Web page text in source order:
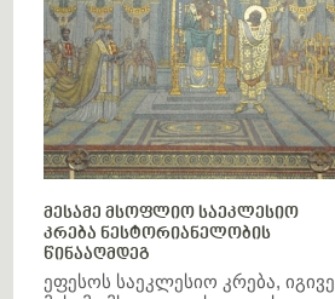
მესამე მსოფლიო საეკლესიო
კრება ნესტორიანელობის
წინააღმდეგ
ეფესოს საეკლესიო კრება, იგივე